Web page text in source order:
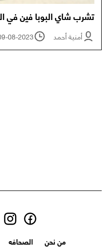
تشرب شاي البوبا فين في
أمنية أحمد 08-2023
من نحن الصحافه